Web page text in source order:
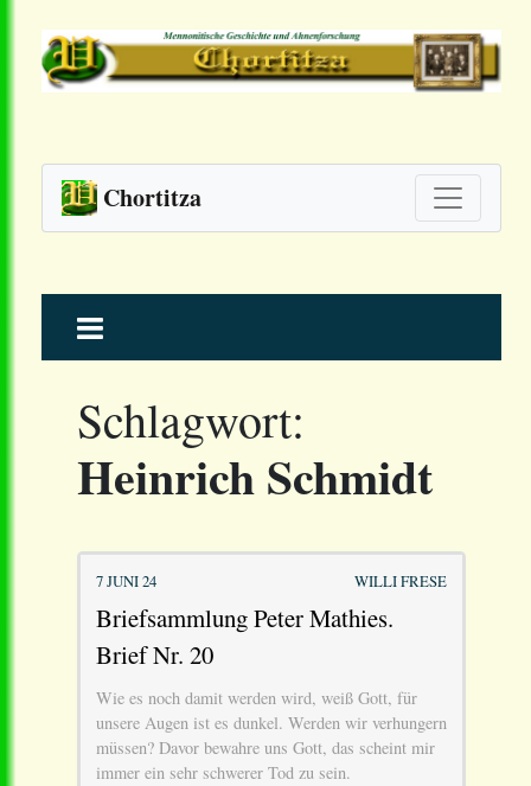
Chortitza
to
Schlagwort:
Heinrich Schmidt
7 JUNI 24 WILLI FRESE
Briefsammlung Peter Mathies.
Brief Nr. 20
Wie es noch damit werden wird, weiß Gott, für
unsere Augen ist es dunkel. Werden wir verhungern
müssen? Davor bewahre uns Gott, das scheint mir
immer ein sehr schwerer Tod zu sein.